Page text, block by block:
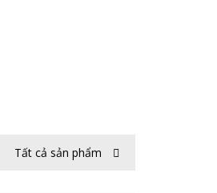
Tất cả sản phẩm